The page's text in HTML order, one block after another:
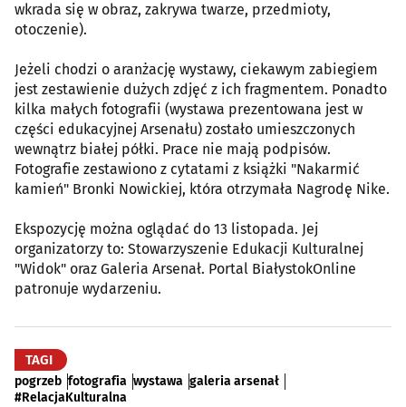
wkrada się w obraz, zakrywa twarze, przedmioty,
otoczenie).
Jeżeli chodzi o aranżację wystawy, ciekawym zabiegiem
jest zestawienie dużych zdjęć z ich fragmentem. Ponadto
kilka małych fotografii (wystawa prezentowana jest w
części edukacyjnej Arsenału) zostało umieszczonych
wewnątrz białej półki. Prace nie mają podpisów.
Fotografie zestawiono z cytatami z książki "Nakarmić
kamień" Bronki Nowickiej, która otrzymała Nagrodę Nike.
Ekspozycję można oglądać do 13 listopada. Jej
organizatorzy to: Stowarzyszenie Edukacji Kulturalnej
"Widok" oraz Galeria Arsenał. Portal BiałystokOnline
patronuje wydarzeniu.
TAGI
pogrzeb fotografia wystawa galeria arsenał
#RelacjaKulturalna